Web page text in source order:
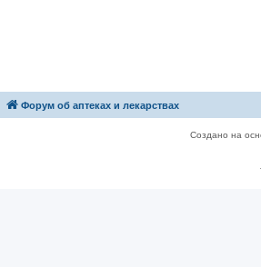
Форум об аптеках и лекарствах
Создано на